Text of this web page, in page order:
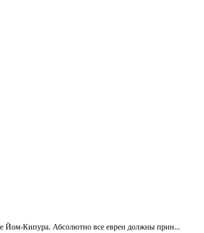
Йом-Кипура. Абсолютно все евреи должны прин...